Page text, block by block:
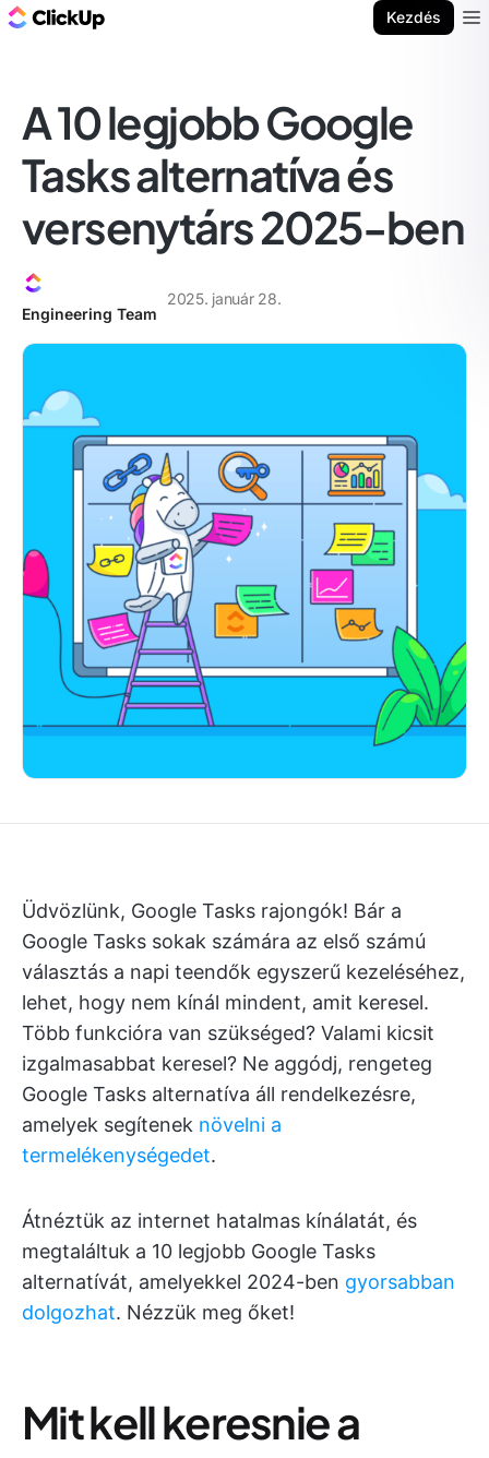
Kezdés
A 10 legjobb Google
Tasks alternatíva és
versenytárs 2025-ben
Engineering Team
2025. január 28.
Üdvözlünk, Google Tasks rajongók! Bár a
Google Tasks sokak számára az első számú
választás a napi teendők egyszerű kezeléséhez,
lehet, hogy nem kínál mindent, amit keresel.
Több funkcióra van szükséged? Valami kicsit
izgalmasabbat keresel? Ne aggódj, rengeteg
Google Tasks alternatíva áll rendelkezésre,
amelyek segítenek növelni a
termelékenységedet.
Átnéztük az internet hatalmas kínálatát, és
megtaláltuk a 10 legjobb Google Tasks
alternatívát, amelyekkel 2024-ben gyorsabban
dolgozhat. Nézzük meg őket!
Mit kell keresnie a